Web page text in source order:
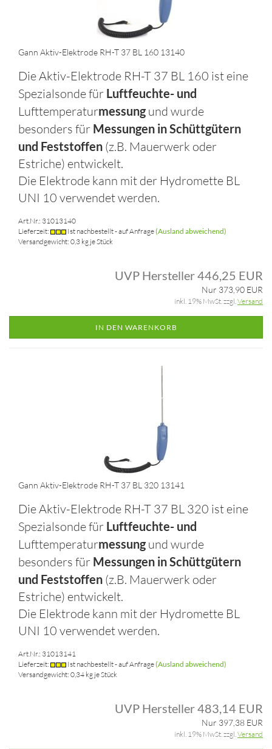
Gann Aktiv-Elektrode RH-T 37 BL 160 13140
Die Aktiv-Elektrode RH-T 37 BL 160 ist eine
Spezialsonde für Luftfeuchte- und
Lufttemperaturmessungund wurde
besonders für Messungen in Schüttgütern
und Feststoffen (z.B. Mauerwerk oder
Estriche) entwickelt.
Die Elektrode kann mit der Hydromette BL
UNI 10 verwendet werden.
Art.Nr.: 31013140
Lieferzeit:
Ist nachbestellt - auf Anfrage(Ausland abweichend)
Versandgewicht: 0,3 kg je Stück
UVP Hersteller 446,25 EUR
Nur 373,90 EUR
inkl. 19% MwSt. zzgl.Versand
IN DEN WARENKORB
Gann Aktiv-Elektrode RH-T 37 BL 320 13141
Die Aktiv-Elektrode RH-T 37 BL 320 ist eine
Spezialsonde für Luftfeuchte- und
Lufttemperaturmessungund wurde
besonders für Messungen in Schüttgütern
und Feststoffen (z.B. Mauerwerk oder
Estriche) entwickelt.
Die Elektrode kann mit der Hydromette BL
UNI 10 verwendet werden.
Art.Nr.: 31013141
Lieferzeit:
Ist nachbestellt - auf Anfrage(Ausland abweichend)
Versandgewicht: 0,34 kg je Stück
UVP Hersteller 483,14 EUR
Nur 397,38 EUR
inkl. 19% MwSt. zzgl.Versand